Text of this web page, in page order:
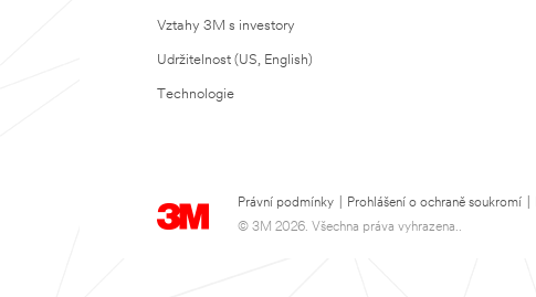
Vztahy 3M s investory
Udržitelnost (US, English)
Technologie
Právní podmínky Prohlášení o ochraně soukromí
© 3M 2026. Všechna práva vyhrazena..